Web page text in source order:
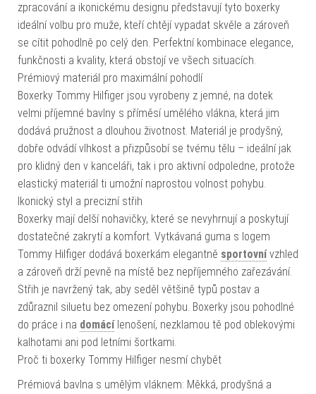
zpracování a ikonickému designu představují tyto boxerky
ideální volbu pro muže, kteří chtějí vypadat skvěle a zároveň
se cítit pohodlně po celý den. Perfektní kombinace elegance,
funkčnosti a kvality, která obstojí ve všech situacích.
Prémiový materiál pro maximální pohodlí
Boxerky Tommy Hilfiger jsou vyrobeny z jemné, na dotek
velmi příjemné bavlny s příměsí umělého vlákna, která jim
dodává pružnost a dlouhou životnost. Materiál je prodyšný,
dobře odvádí vlhkost a přizpůsobí se tvému tělu – ideální jak
pro klidný den v kanceláři, tak i pro aktivní odpoledne, protože
elastický materiál ti umožní naprostou volnost pohybu.
Ikonický styl a precizní střih
Boxerky mají delší nohavičky, které se nevyhrnují a poskytují
dostatečné zakrytí a komfort. Vytkávaná guma s logem
Tommy Hilfiger dodává boxerkám elegantně sportovnívzhled
a zároveň drží pevně na místě bez nepříjemného zařezávání.
Střih je navržený tak, aby seděl většině typů postav a
zdůraznil siluetu bez omezení pohybu. Boxerky jsou pohodlné
do práce i na domácílenošení, nezklamou tě pod oblekovými
kalhotami ani pod letními šortkami.
Proč ti boxerky Tommy Hilfiger nesmí chybět
Prémiová bavlna s umělým vláknem: Měkká, prodyšná a